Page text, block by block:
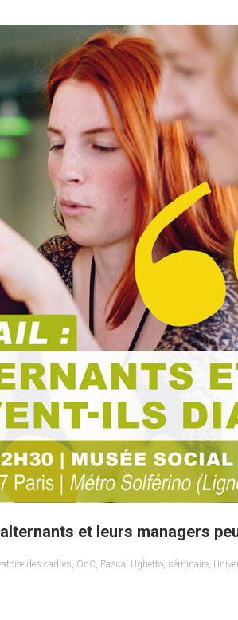
et leurs managers
des cadres, OdC, Pascal Ughetto, séminaire,